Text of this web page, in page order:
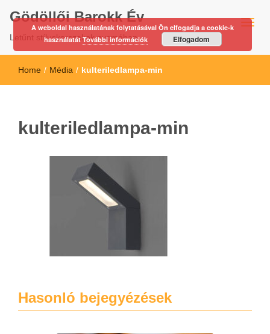
Gödöllői Barokk Év
Letűnt stíluskorszakok nyomában…
Home / Média / kulteriledlampa-min
kulteriledlampa-min
Hasonló bejegyézések
A weboldal használatának folytatásával Ön elfogadja a cookie-k
használatátTovábbi információk Elfogadom